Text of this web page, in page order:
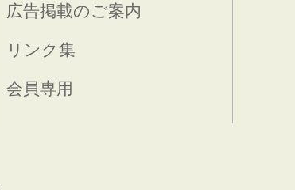
広告掲載のご案内
リンク集
会員専用